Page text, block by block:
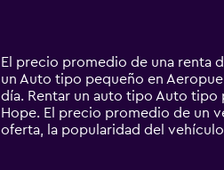
14
categories.
The
chart
has
El precio promedio de una renta
un Auto tipo pequeño en
día. Rentar un auto tipo Auto tipo
Hope. El precio promedio de un
oferta, la popularidad del